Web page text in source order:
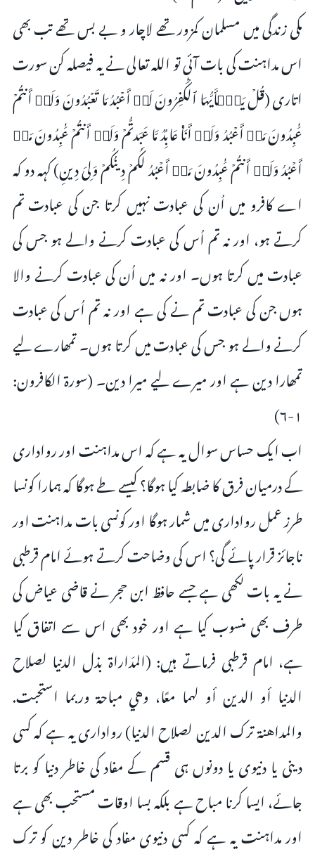
مکی زندگی میں مسلمان کمزور تھے لاچار و بے بس تھے تب بھی
اس مداہنت کی بات آئی تو اللہ تعالی نے یہ فیصلہ کن سورت
اتاری (قُلۡ یَـٰۤأَیُّهَا ٱلۡكَـٰفِرُونَ لَاۤ أَعۡبُدُ مَا تَعۡبُدُونَ وَلَاۤ أَنتُمۡ
عَـٰبِدُونَ مَاۤ أَعۡبُدُ وَلَاۤ أَنَا۠ عَابِدࣱ مَّا عَبَدتُّمۡ وَلَاۤ أَنتُمۡ عَـٰبِدُونَ مَاۤ
أَعۡبُدُ وَلَاۤ أَنتُمۡ عَـٰبِدُونَ مَاۤ أَعۡبُدُ لَكُمۡ دِینُكُمۡ وَلِیَ دِینِ) کہہ دو کہ
اے کافرو میں اُن کی عبادت نہیں کرتا جن کی عبادت تم
کرتے ہو، اور نہ تم اُس کی عبادت کرنے والے ہو جس کی
عبادت میں کرتا ہوں۔ اور نہ میں اُن کی عبادت کرنے والا
ہوں جن کی عبادت تم نے کی ہے اور نہ تم اُس کی عبادت
کرنے والے ہو جس کی عبادت میں کرتا ہوں۔ تمھارے لیے
تمھارا دین ہے اور میرے لیے میرا دین۔ (سورة الكافرون:
١-٦)
اب ایک حساس سوال یہ ہے کہ اس مداہنت اور رواداری
کے درمیان فرق کا ضابطہ کیا ہوگا؟ کیسے طے ہوگا کہ ہمارا کونسا
طرز عمل رواداری میں شمار ہوگا اور کونسی بات مداہنت اور
ناجائز قرار پائے گی؟ اس کی وضاحت کرتے ہوئے امام قرطبی
نے یہ بات لکھی ہے جسے حافظ ابن حجر نے قاضی عياض کی
طرف بھی منسوب کیا ہے اور خود بھی اس سے اتفاق کیا
ہے، امام قرطبی فرماتے ہیں: (المدَاراة بذل الدنيا لصلاح
الدنيا أو الدين أو لهما معًا، وهي مباحة وربما استحبت.
والمداهنة ترك الدين لصلاح الدنيا) رواداری یہ ہے کہ کسی
دینی یا دنیوی یا دونوں ہی قسم کے مفاد کی خاطر دنیا کو برتا
جائے، ایسا کرنا مباح ہے بلکہ بسا اوقات مستحب بھی ہے
اور مداہنت یہ ہے کہ کسی دنیوی مفاد کی خاطر دین کو ترک